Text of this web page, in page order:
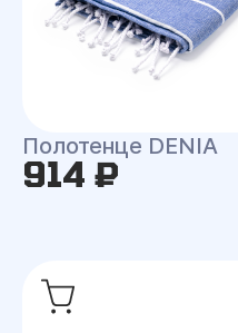
Полотенце DENIA
914 ₽